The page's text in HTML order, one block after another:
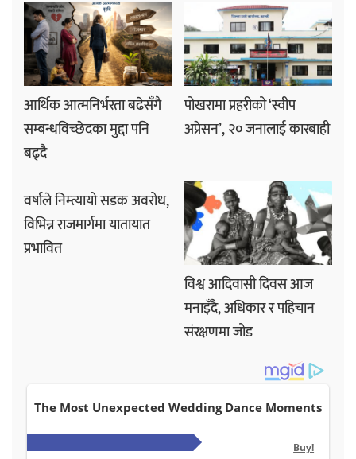
आर्थिक आत्मनिर्भरता बढेसँगै
सम्बन्धविच्छेदका मुद्दा पनि
बढ्दै
पोखरामा प्रहरीको ‘स्वीप
अप्रेसन’, २० जनालाई कारबाही
वर्षाले निम्त्यायो सडक अवरोध,
विभिन्न राजमार्गमा यातायात
प्रभावित
विश्व आदिवासी दिवस आज
मनाइँदै, अधिकार र पहिचान
संरक्षणमा जोड